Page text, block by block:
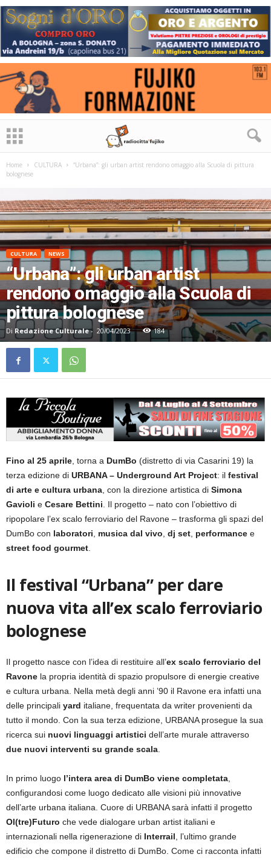
Home CULTURA
“Urbana”: gli urban artist rendono omaggio alla Scuola di pittura
bolognese
CULTURA NEWS
“Urbana”: gli urban artist
rendono omaggio alla Scuola di
pittura bolognese
Di Redazione Culturale- 20/04/2023 184
Fino al 25 aprile, torna a DumBo (distretto di via Casarini 19) la
terza edizione di URBANA – Underground Art Project: il festival
di arte e cultura urbana, con la direzione artistica di Simona
Gavioli e Cesare Bettini. Il progetto – nato con l’obiettivo di
ripopolare l’ex scalo ferroviario del Ravone – trasforma gli spazi del
DumBo con laboratori, musica dal vivo, dj set, performance e
street food gourmet.
Il festival “Urbana” per dare
nuova vita all’ex scalo ferroviario
bolognese
Il progetto nasce con l’idea di restituire all’ex scalo ferroviario del
Ravone la propria identità di spazio propulsore di energie creative
e cultura urbana. Nella metà degli anni ’90 il Ravone era infatti una
delle principali yard italiane, frequentata da writer provenienti da
tutto il mondo. Con la sua terza edizione, URBANA prosegue la sua
ricerca sui nuovi linguaggi artistici dell’arte murale attraverso
due nuovi interventi su grande scala.
In primo luogo l’intera area di DumBo viene completata,
configurandosi come luogo dedicato alle visioni più innovative
dell’arte urbana italiana. Cuore di URBANA sarà infatti il progetto
Ol(tre)Futuro che vede dialogare urban artist italiani e
internazionali nella rigenerazione di Interrail, l’ultimo grande
edificio che compone il distretto di DumBo. Come ci racconta infatti